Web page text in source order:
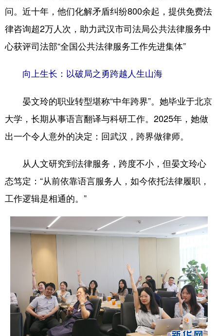
问。近十年，他们化解矛盾纠纷800余起，提供免费法
律咨询超2万人次，助力武汉市司法局公共法律服务中
心获评司法部“全国公共法律服务工作先进集体”
向上生长：以破局之勇跨越人生山海
晏文玲的职业转型堪称“中年跨界”。她毕业于北京
大学，长期从事语言翻译与科研工作。2025年，她做
出一个令人意外的决定：回武汉，跨界做律师。
从人文研究到法律服务，跨度不小，但晏文玲心
态笃定：“从前依靠语言服务人，如今依托法律履职，
工作逻辑是相通的。”